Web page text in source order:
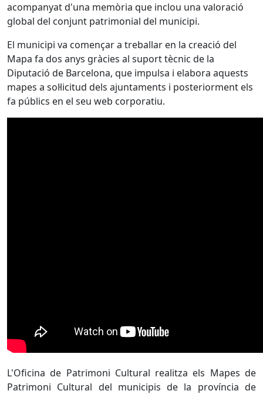
acompanyat d'una memòria que inclou una valoració
global del conjunt patrimonial del municipi.
El municipi va començar a treballar en la creació del
Mapa fa dos anys gràcies al suport tècnic de la
Diputació de Barcelona, que impulsa i elabora aquests
mapes a sol·licitud dels ajuntaments i posteriorment els
fa públics en el seu web corporatiu.
L'Oficina de Patrimoni Cultural realitza els Mapes de
Patrimoni Cultural del municipis de la província de